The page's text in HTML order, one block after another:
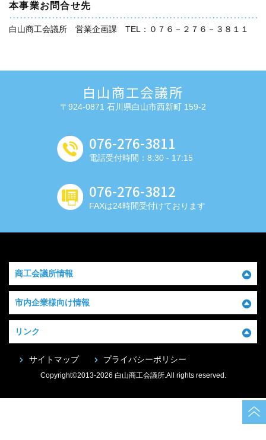
本事業お問合せ先
白山商工会議所 営業企画課 TEL：０７６－２７６－３８１１
白山商工会議所
〒924-0871 石川県白山市西新町 159-2
076-276-3811
電話受付時間：8:30 - 17:15
076-276-3812
FAXは24時間受付けております
商工会議所情報
市内企業様向け情報
リンク
サイトマップ プライバシーポリシー
Copyright©2013-2026 白山商工会議所.All rights reserved.